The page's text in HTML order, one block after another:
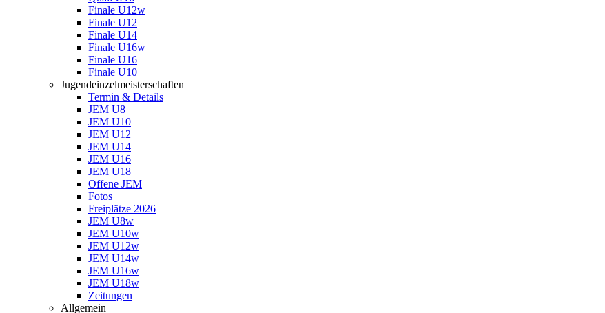
Finale U12w
Finale U12
Finale U14
Finale U16w
Finale U16
Finale U10
Jugendeinzelmeisterschaften
Termin & Details
JEM U8
JEM U10
JEM U12
JEM U14
JEM U16
JEM U18
Offene JEM
Fotos
Freiplätze 2026
JEM U8w
JEM U10w
JEM U12w
JEM U14w
JEM U16w
JEM U18w
Zeitungen
Allgemein